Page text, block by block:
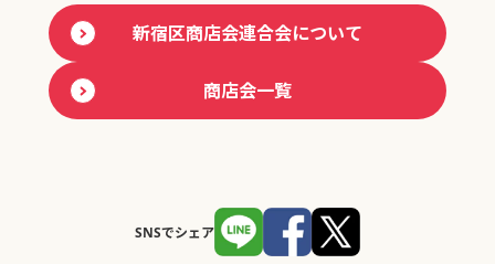
新宿区商店会連合会について
商店会一覧
SNSでシェア